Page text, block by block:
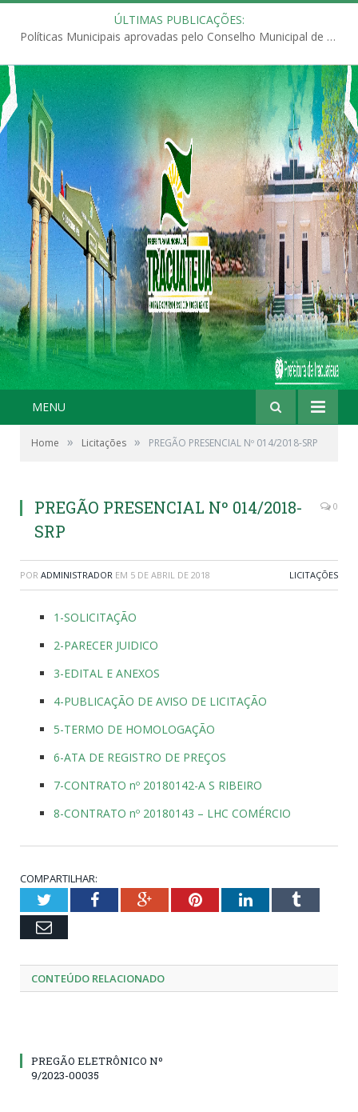
ÚLTIMAS PUBLICAÇÕES:
Políticas Municipais aprovadas pelo Conselho Municipal de Educação (CME)
MENU
Home » Licitações » PREGÃO PRESENCIAL Nº 014/2018-SRP
PREGÃO PRESENCIAL Nº 014/2018-
SRP
0
POR ADMINISTRADOR EM 5 DE ABRIL DE 2018 LICITAÇÕES
1-SOLICITAÇÃO
2-PARECER JUIDICO
3-EDITAL E ANEXOS
4-PUBLICAÇÃO DE AVISO DE LICITAÇÃO
5-TERMO DE HOMOLOGAÇÃO
6-ATA DE REGISTRO DE PREÇOS
7-CONTRATO nº 20180142-A S RIBEIRO
8-CONTRATO nº 20180143 – LHC COMÉRCIO
COMPARTILHAR:
TwitterFacebookGoogle+PinterestLinkedInTumblr
Email
CONTEÚDO RELACIONADO
PREGÃO ELETRÔNICO Nº
9/2023-00035